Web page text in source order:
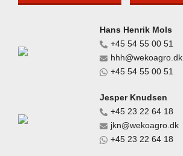
Hans Henrik Mols
+45 54 55 00 51
hhh@wekoagro.dk
+45 54 55 00 51
Jesper Knudsen
+45 23 22 64 18
jkn@wekoagro.dk
+45 23 22 64 18